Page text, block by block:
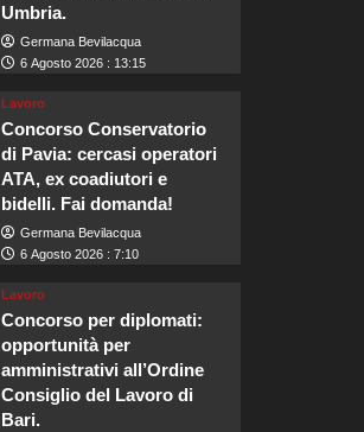
Umbria.
Germana Bevilacqua
6 Agosto 2026 : 13:15
Lavoro
Concorso Conservatorio
di Pavia: cercasi operatori
ATA, ex coadiutori e
bidelli. Fai domanda!
Germana Bevilacqua
6 Agosto 2026 : 7:10
Lavoro
Concorso per diplomati:
opportunità per
amministrativi all’Ordine
Consiglio del Lavoro di
Bari.